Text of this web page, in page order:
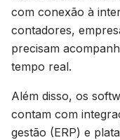
com conexão à
contadores,
precisam
tempo real.
Além disso, os
contam com
gestão (ERP) e